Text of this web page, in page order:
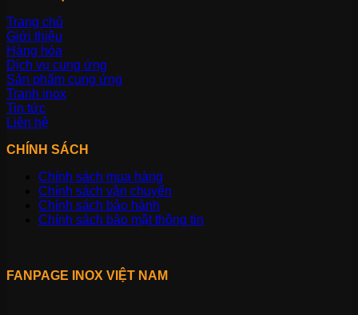
Trang chủ
Giới thiệu
Hàng hóa
Dịch vụ cung ứng
Sản phẩm cung ứng
Tranh inox
Tin tức
Liên hệ
CHÍNH SÁCH
Chính sách mua hàng
Chính sách vận chuyển
Chính sách bảo hành
Chính sách bảo mật thông tin
FANPAGE INOX VIỆT NAM